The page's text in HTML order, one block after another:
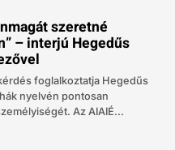
szeretné
– interjú Hegedűs
foglalkoztatja Hegedűs
nyelvén pontosan
Az AIAIÉ...